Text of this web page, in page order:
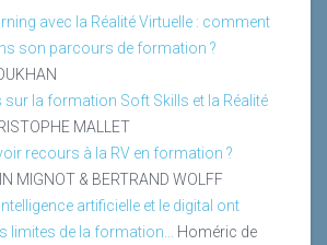
avec la Réalité Virtuelle : comment
son parcours de formation ?
sur la formation Soft Skills et la Réalité
MALLET
recours à la RV en formation ?
MIGNOT & BERTRAND WOLFF
artificielle et le digital ont
limites de la formation...
Homéric de